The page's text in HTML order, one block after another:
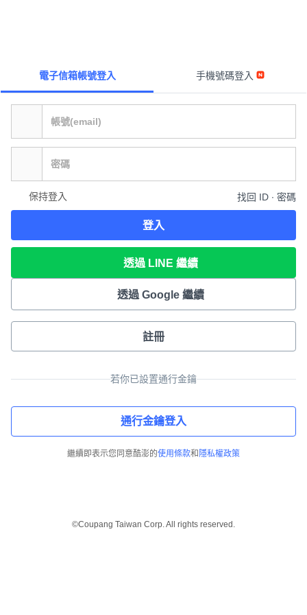
電子信箱帳號登入 手機號碼登入
保持登入 找回 ID ∙ 密碼
登入
透過 LINE 繼續
透過 Google 繼續
註冊
若你已設置通行金鑰
通行金鑰登入
繼續即表示您同意酷澎的使用條款和 隱私權政策
©Coupang Taiwan Corp. All rights reserved.